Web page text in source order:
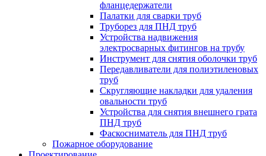
фланцедержатели
Палатки для сварки труб
Труборез для ПНД труб
Устройства надвижения
электросварных фитингов на трубу
Инструмент для снятия оболочки труб
Передавливатели для полиэтиленовых
труб
Скругляющие накладки для удаления
овальности труб
Устройства для снятия внешнего грата
ПНД труб
Фаскосниматель для ПНД труб
Пожарное оборудование